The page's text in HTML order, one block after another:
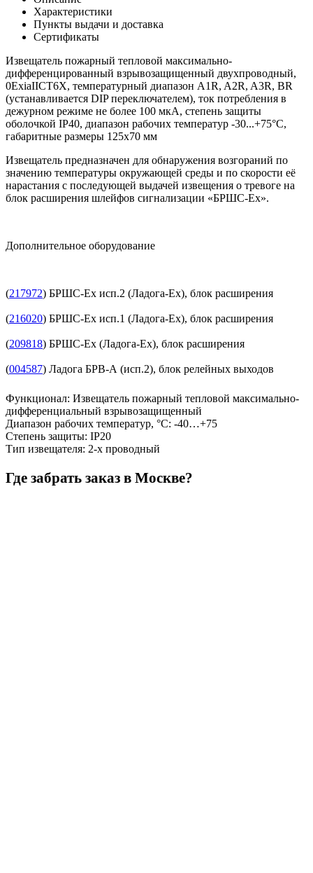
Характеристики
Пункты выдачи и доставка
Сертификаты
Извещатель пожарный тепловой максимально-
дифференцированный взрывозащищенный двухпроводный,
0ExiaIICT6X, температурный диапазон A1R, A2R, A3R, BR
(устанавливается DIP переключателем), ток потребления в
дежурном режиме не более 100 мкА, степень защиты
оболочкой IP40, диапазон рабочих температур -30...+75°C,
габаритные размеры 125х70 мм
Извещатель предназначен для обнаружения возгораний по
значению температуры окружающей среды и по скорости её
нарастания с последующей выдачей извещения о тревоге на
блок расширения шлейфов сигнализации «БРШС-Ех».
Дополнительное оборудование
(217972) БРШС-Ex исп.2 (Ладога-Ex), блок расширения
(216020) БРШС-Ex исп.1 (Ладога-Ex), блок расширения
(209818) БРШС-Ex (Ладога-Ex), блок расширения
(004587) Ладога БРВ-А (исп.2), блок релейных выходов
Функционал: Извещатель пожарный тепловой максимально-
дифференциальный взрывозащищенный
Диапазон рабочих температур, °С: -40…+75
Степень защиты: IP20
Тип извещателя: 2-х проводный
Где забрать заказ в Москве?